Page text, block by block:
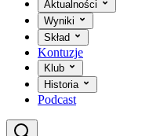
Aktualności
Wyniki
Skład
Kontuzje
Klub
Historia
Podcast